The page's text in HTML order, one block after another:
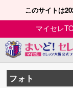
このサイトは
マイセレ
フォト